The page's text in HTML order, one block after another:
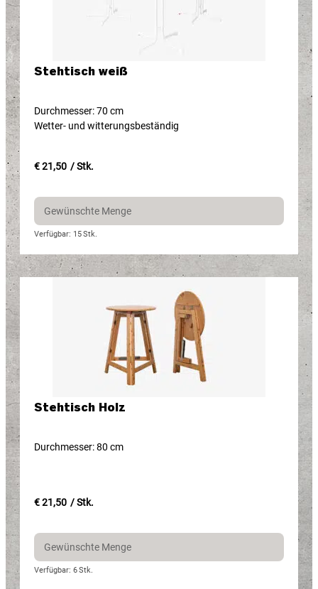
Stehtisch weiß
Durchmesser: 70 cm
Wetter- und witterungsbeständig
€ 21,50 / Stk.
Verfügbar: 15Stk.
Stehtisch Holz
Durchmesser: 80 cm
€ 21,50 / Stk.
Verfügbar: 6Stk.